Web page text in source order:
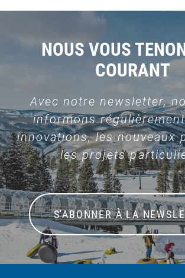
NOUS VOUS
COURANT
Avec notre newsletter,
informons
innovations, les nouveaux
les projets
S'ABONNER À LA